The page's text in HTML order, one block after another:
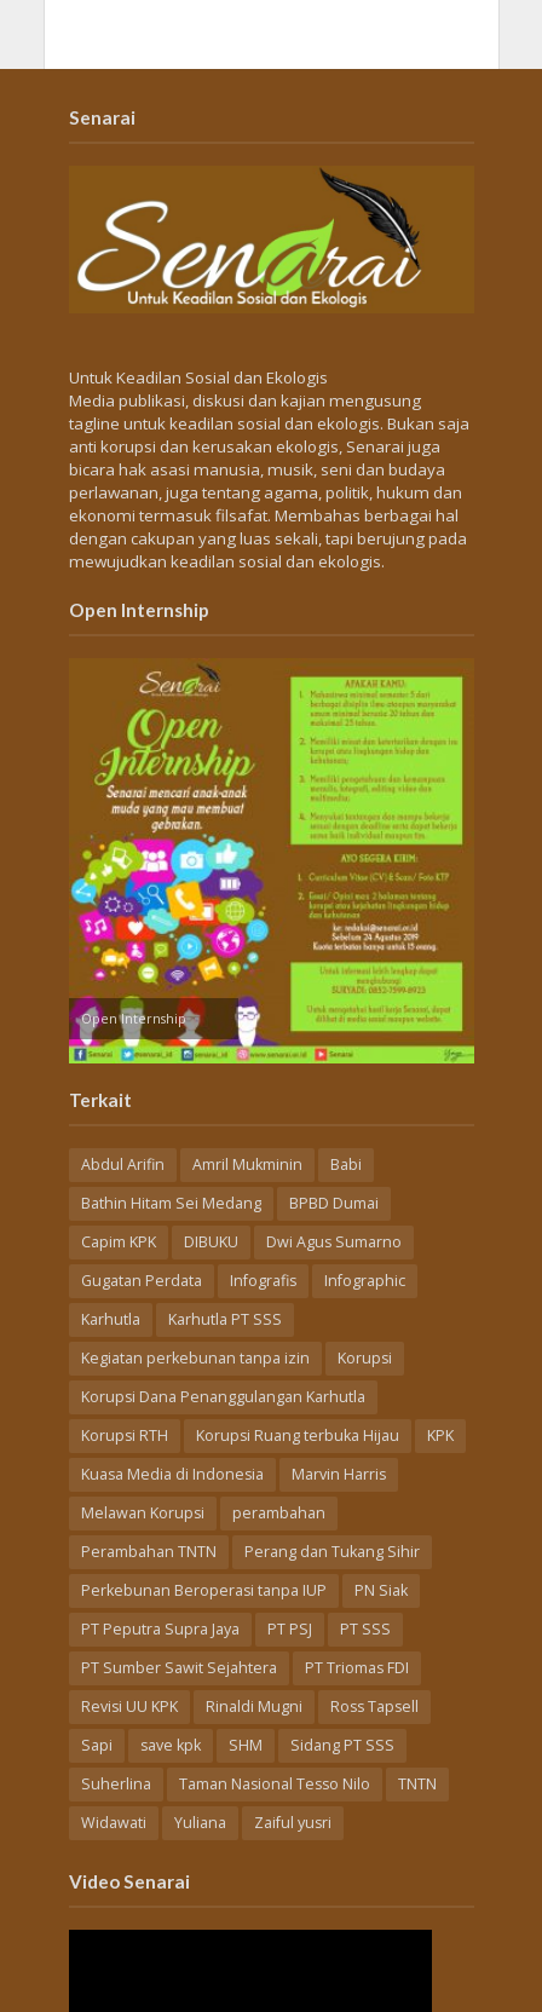
Senarai
Untuk Keadilan Sosial dan Ekologis
Media publikasi, diskusi dan kajian mengusung
tagline untuk keadilan sosial dan ekologis. Bukan saja
anti korupsi dan kerusakan ekologis, Senarai juga
bicara hak asasi manusia, musik, seni dan budaya
perlawanan, juga tentang agama, politik, hukum dan
ekonomi termasuk filsafat. Membahas berbagai hal
dengan cakupan yang luas sekali, tapi berujung pada
mewujudkan keadilan sosial dan ekologis.
Open Internship
Open Internship
Terkait
Abdul Arifin Amril Mukminin
Babi
Bathin Hitam Sei Medang
BPBD Dumai
Capim KPK
DIBUKU
Dwi Agus Sumarno
Gugatan Perdata
Infografis
Infographic
Karhutla
Karhutla PT SSS
Kegiatan perkebunan tanpa izin
Korupsi
Korupsi Dana Penanggulangan Karhutla
Korupsi RTH
Korupsi Ruang terbuka Hijau
KPK
Kuasa Media di Indonesia
Marvin Harris
Melawan Korupsi
perambahan
Perambahan TNTN
Perang dan Tukang Sihir
Perkebunan Beroperasi tanpa IUP
PN Siak
PT Peputra Supra Jaya
PT PSJ
PT SSS
PT Sumber Sawit Sejahtera
PT Triomas FDI
Revisi UU KPK
Rinaldi Mugni
Ross Tapsell
Sapi
save kpk SHM
Sidang PT SSS
Suherlina
Taman Nasional Tesso Nilo
TNTN
Widawati
Yuliana Zaiful yusri
Video Senarai